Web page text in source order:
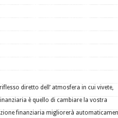
diretto dell’ atmosfera in cui vivete,
è quello di cambiare la vostra
finanziaria migliorerà